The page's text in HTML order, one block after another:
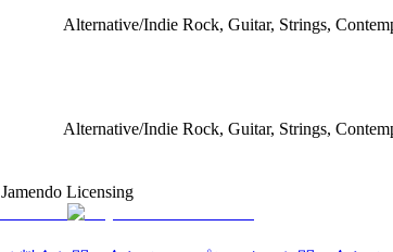
Alternative/Indie Rock, Guitar, Strings,
Alternative/Indie Rock, Guitar, Strings,
Jamendo Licensing